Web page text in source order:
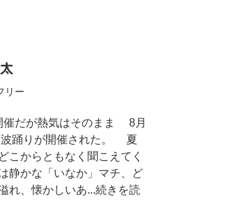
リー
催だが熱気はそのまま 8月
波踊りが開催された。 夏
こからともなく聞こえてく
静かな「いなか」マチ、ど
れ、懐かしいあ...続きを読